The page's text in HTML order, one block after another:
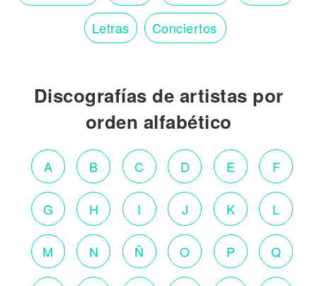
Letras Conciertos
Discografías de artistas por
orden alfabético
A B C D E F
G H I J K L
M N Ñ O P Q